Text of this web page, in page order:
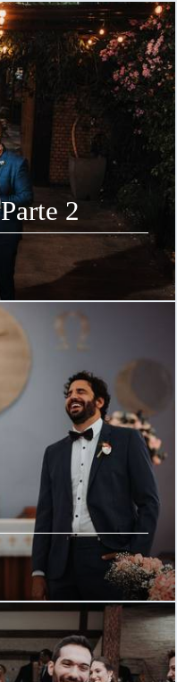
2